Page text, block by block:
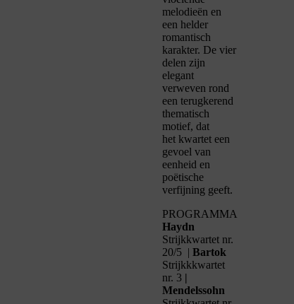
melodieën en
een helder
romantisch
karakter. De vier
delen zijn
elegant
verweven rond
een terugkerend
thematisch
motief, dat
het kwartet een
gevoel van
eenheid en
poëtische
verfijning geeft.
PROGRAMMA
Haydn
Strijkkwartet nr.
20/5 | Bartok
Strijkkkwartet
nr. 3 |
Mendelssohn